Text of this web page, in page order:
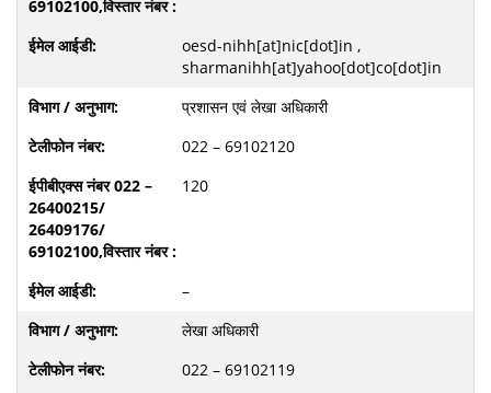
oesd-nihh[at]nic[dot]in ,
sharmanihh[at]yahoo[dot]co[dot]in
प्रशासन एवं लेखा अधिकारी
022 – 69102120
120
–
लेखा अधिकारी
022 – 69102119